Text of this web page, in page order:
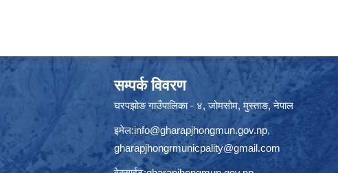
सम्पर्क विवरण
घरपझोङ गाउँपालिका - ४, जोमसोम, मुस्ताङ, नेपाल
इमेल:info@gharapjhongmun.gov.np,
gharapjhongrmunicpality@gmail.com